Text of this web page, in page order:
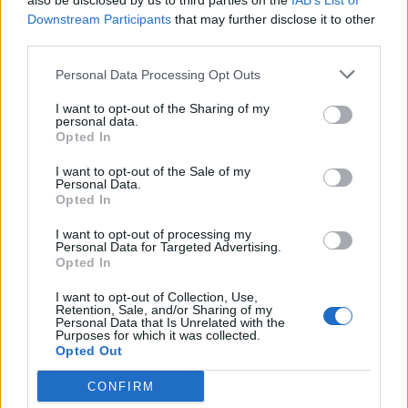
Downstream Participants that may further disclose it to other
Personal Data Processing Opt Outs
I want to opt-out of the Sharing of my
personal data.
Opted In
I want to opt-out of the Sale of my
Personal Data.
Opted In
I want to opt-out of processing my
Personal Data for Targeted Advertising.
Opted In
I want to opt-out of Collection, Use,
Retention, Sale, and/or Sharing of my
Personal Data that Is Unrelated with the
Purposes for which it was collected.
Opted Out
CONFIRM
HIRTSHALS: Selv om Eva Folkersen har adresse i
for en stor del af hendes arbejdsliv.
Flere gange hver måned tager hun turen nordpå
til Hirtshals Havn, hvor hun udfører de lovpligtige
Da hun etablerede sig på havnen for godt tre år
siden, var det langt fra givet, at projektet ville
lykkes.
- Jeg vidste jo ikke, om det kunne løbe rundt. Men
det er faktisk gået rigtig fint. Det meste af mit
Del artikel